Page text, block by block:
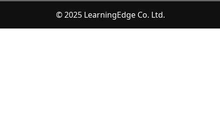
© 2025 LearningEdge Co. Ltd.